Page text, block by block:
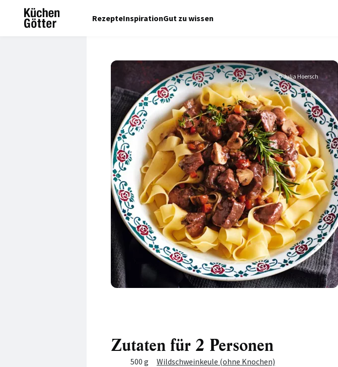
RezepteInspirationGut zu wissen
© Julia Hoersch
Zutaten für 2 Personen
MengeZutat
500 g
Wildschweinkeule (ohne Knochen)